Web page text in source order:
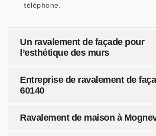
téléphone.
Un ravalement de façade pour
l’esthétique des murs
Entreprise de ravalement de
60140
Ravalement de maison à